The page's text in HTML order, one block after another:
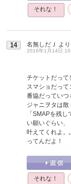
それな！
14 名無しだＪ より
2016年1月14日
チケットだって
スマショだって
番協だっていつ
ジャニヲタは散
「SMAPを残
い願いぐらい、
叶えてくれよ。
ってんだよ！
それな！